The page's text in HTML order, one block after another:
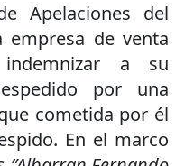
Apelaciones del
empresa de venta
a su
por una
cometida por él
En el marco